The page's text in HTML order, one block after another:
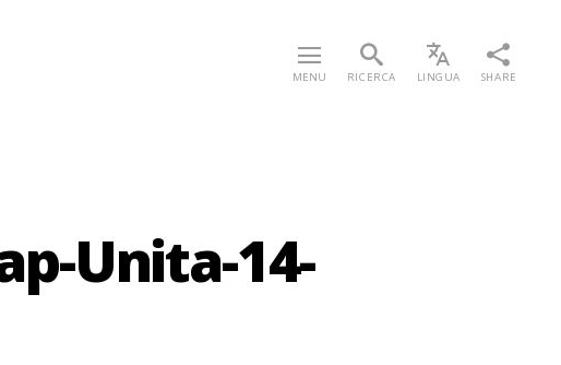
MENU RICERCA LINGUA SHARE
Unita-14-